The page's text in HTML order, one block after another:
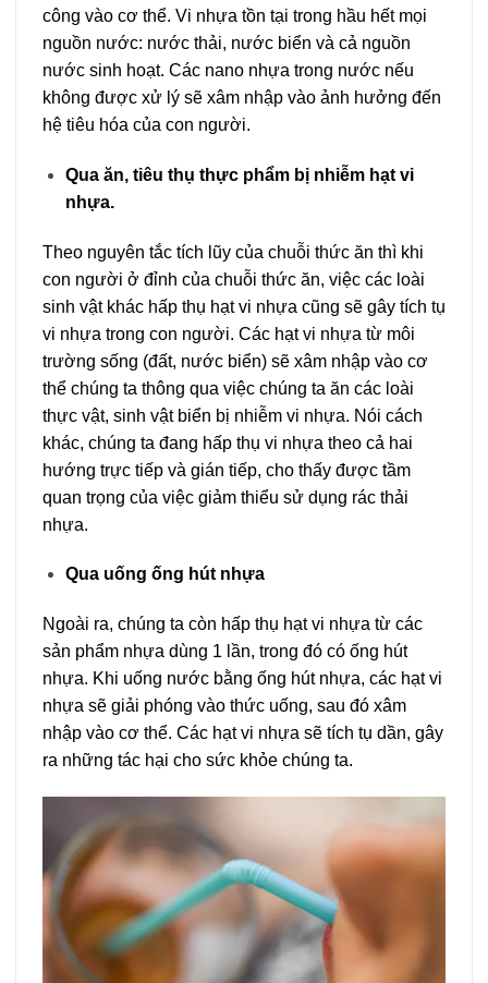
công vào cơ thể. Vi nhựa tồn tại trong hầu hết mọi
nguồn nước: nước thải, nước biển và cả nguồn
nước sinh hoạt. Các nano nhựa trong nước nếu
không được xử lý sẽ xâm nhập vào ảnh hưởng đến
hệ tiêu hóa của con người.
Qua ăn, tiêu thụ thực phẩm bị nhiễm hạt vi
nhựa.
Theo nguyên tắc tích lũy của chuỗi thức ăn thì khi
con người ở đỉnh của chuỗi thức ăn, việc các loài
sinh vật khác hấp thụ hạt vi nhựa cũng sẽ gây tích tụ
vi nhựa trong con người. Các hạt vi nhựa từ môi
trường sống (đất, nước biển) sẽ xâm nhập vào cơ
thể chúng ta thông qua việc chúng ta ăn các loài
thực vật, sinh vật biển bị nhiễm vi nhựa. Nói cách
khác, chúng ta đang hấp thụ vi nhựa theo cả hai
hướng trực tiếp và gián tiếp, cho thấy được tầm
quan trọng của việc giảm thiểu sử dụng rác thải
nhựa.
Qua uống ống hút nhựa
Ngoài ra, chúng ta còn hấp thụ hạt vi nhựa từ các
sản phẩm nhựa dùng 1 lần, trong đó có ống hút
nhựa. Khi uống nước bằng ống hút nhựa, các hạt vi
nhựa sẽ giải phóng vào thức uống, sau đó xâm
nhập vào cơ thể. Các hạt vi nhựa sẽ tích tụ dần, gây
ra những tác hại cho sức khỏe chúng ta.